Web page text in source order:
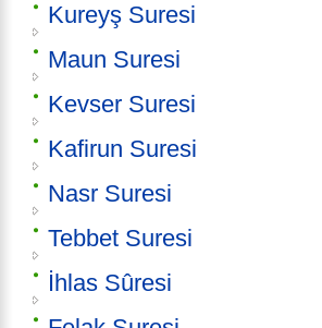
Kureyş Suresi
Maun Suresi
Kevser Suresi
Kafirun Suresi
Nasr Suresi
Tebbet Suresi
İhlas Sûresi